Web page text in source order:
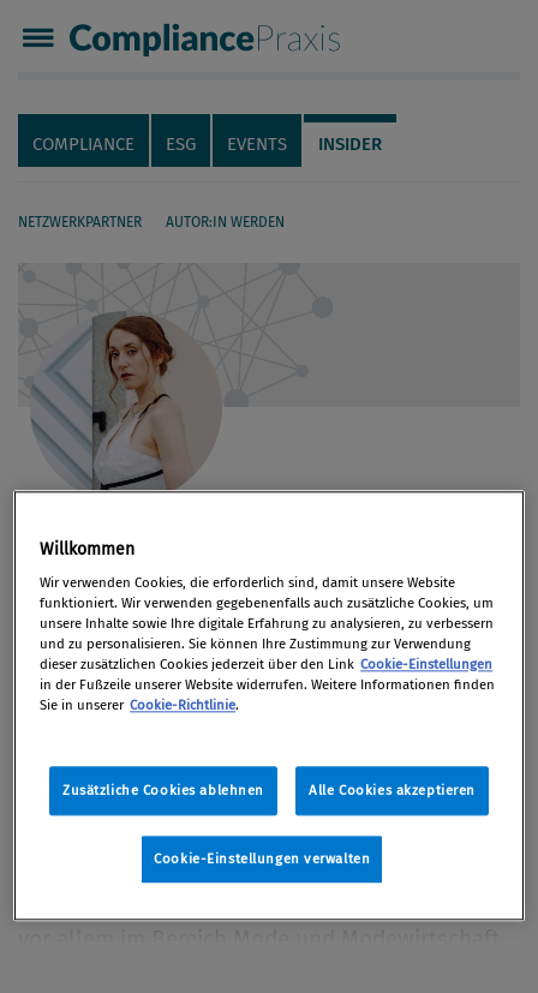
Compliance Praxis
Servicenavigation
Navigation
COMPLIANCE ESG EVENTS INSIDER
NETZWERKPARTNER AUTOR:IN WERDEN
Mag. Christiane Jördens Bakk.
Artikel auf Xing teilen
Artikel auf linkedIn teilen
Artikel auf Facebook teilen
Artikellink kopieren
Artikel per Mail teilen
Vita
Mag. Christiane Jördens, Bakk. hat Publizistik
und Kommunikationswissenschaft an der Uni
Wien studiert und bereits während ihres
Studiums begonnen als Redakteurin, Texterin
Willkommen
Wir verwenden Cookies, die erforderlich sind, damit unsere Website
funktioniert. Wir verwenden gegebenenfalls auch zusätzliche Cookies, um
unsere Inhalte sowie Ihre digitale Erfahrung zu analysieren, zu verbessern
und zu personalisieren. Sie können Ihre Zustimmung zur Verwendung
dieser zusätzlichen Cookies jederzeit über den Link Cookie-Einstellungen
in der Fußzeile unserer Website widerrufen. Weitere Informationen finden
Sie in unserer Cookie-Richtlinie.
Zusätzliche Cookies ablehnen Alle Cookies akzeptieren
Cookie-Einstellungen verwalten